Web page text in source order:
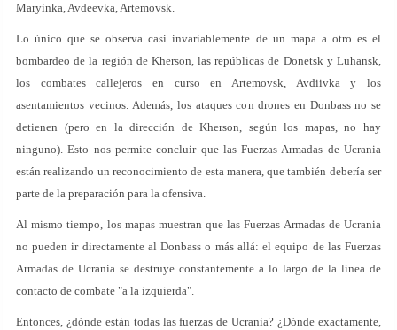
Maryinka, Avdeevka, Artemovsk.
Lo único que se observa casi invariablemente de un mapa a otro es el
bombardeo de la región de Kherson, las repúblicas de Donetsk y Luhansk,
los combates callejeros en curso en Artemovsk, Avdiivka y los
asentamientos vecinos. Además, los ataques con drones en Donbass no se
detienen (pero en la dirección de Kherson, según los mapas, no hay
ninguno). Esto nos permite concluir que las Fuerzas Armadas de Ucrania
están realizando un reconocimiento de esta manera, que también debería ser
parte de la preparación para la ofensiva.
Al mismo tiempo, los mapas muestran que las Fuerzas Armadas de Ucrania
no pueden ir directamente al Donbass o más allá: el equipo de las Fuerzas
Armadas de Ucrania se destruye constantemente a lo largo de la línea de
contacto de combate "a la izquierda".
Entonces, ¿dónde están todas las fuerzas de Ucrania? ¿Dónde exactamente,